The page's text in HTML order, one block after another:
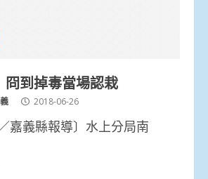
到掉毒當場認栽
2018-06-26
嘉義縣報導〕水上分局南